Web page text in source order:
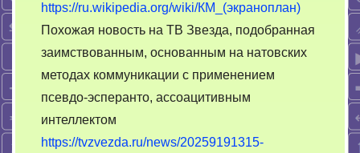
https://ru.wikipedia.org/wiki/КМ_(экраноплан)
Похожая новость на ТВ Звезда, подобранная
заимствованным, основанным на натовских
методах коммуникации с применением
псевдо-эсперанто, ассоацитивным
интеллектом
https://tvzvezda.ru/news/20259191315-